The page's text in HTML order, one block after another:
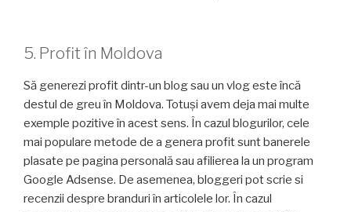
5. Profit în Moldova
Să generezi profit dintr-un blog sau un vlog este încă
destul de greu în Moldova. Totuși avem deja mai multe
exemple pozitive în acest sens. În cazul blogurilor, cele
mai populare metode de a genera profit sunt banerele
plasate pe pagina personală sau afilierea la un program
Google Adsense. De asemenea, bloggeri pot scrie si
recenzii despre branduri în articolele lor. În cazul